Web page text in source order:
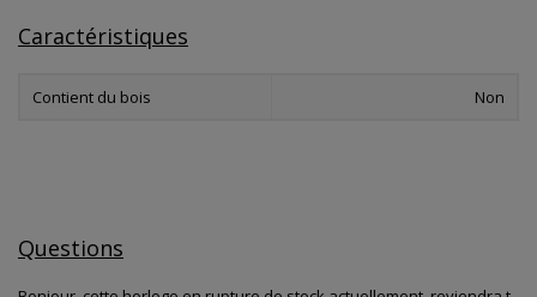
Caractéristiques
Contient du bois Non
Questions